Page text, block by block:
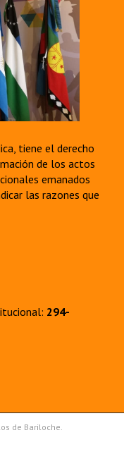
tiene el derecho
de los actos
emanados
las razones que
294-
de Bariloche.